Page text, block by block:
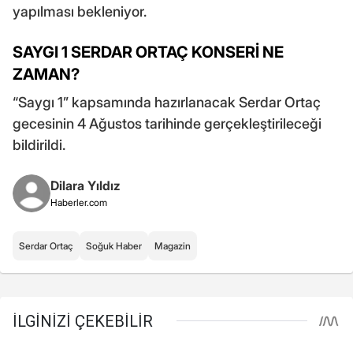
yapılması bekleniyor.
SAYGI 1 SERDAR ORTAÇ KONSERİ NE
ZAMAN?
“Saygı 1” kapsamında hazırlanacak Serdar Ortaç
gecesinin 4 Ağustos tarihinde gerçekleştirileceği
bildirildi.
Dilara Yıldız
Haberler.com
Serdar Ortaç Soğuk Haber Magazin